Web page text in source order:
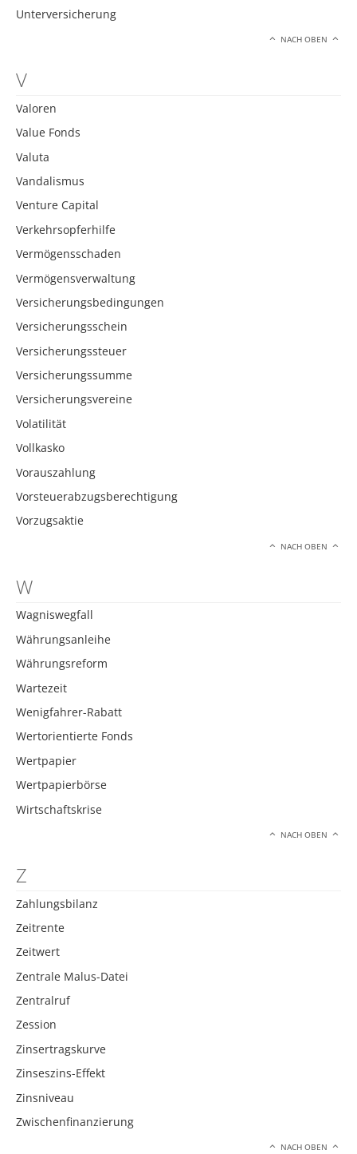
Unterversicherung
NACH OBEN
V
Valoren
Value Fonds
Valuta
Vandalismus
Venture Capital
Verkehrsopferhilfe
Vermögensschaden
Vermögensverwaltung
Versicherungsbedingungen
Versicherungsschein
Versicherungssteuer
Versicherungssumme
Versicherungsvereine
Volatilität
Vollkasko
Vorauszahlung
Vorsteuerabzugsberechtigung
Vorzugsaktie
NACH OBEN
W
Wagniswegfall
Währungsanleihe
Währungsreform
Wartezeit
Wenigfahrer-Rabatt
Wertorientierte Fonds
Wertpapier
Wertpapierbörse
Wirtschaftskrise
NACH OBEN
Z
Zahlungsbilanz
Zeitrente
Zeitwert
Zentrale Malus-Datei
Zentralruf
Zession
Zinsertragskurve
Zinseszins-Effekt
Zinsniveau
Zwischenfinanzierung
NACH OBEN